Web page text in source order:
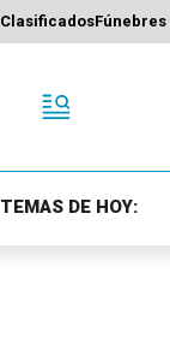
ClasificadosFúnebres
TEMAS DE HOY: